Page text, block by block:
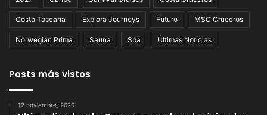
Costa Toscana Explora Journeys Futuro MSC Cruceros
Norwegian Prima Sauna Spa Últimas Noticias
Posts más vistos
12 noviembre, 2020